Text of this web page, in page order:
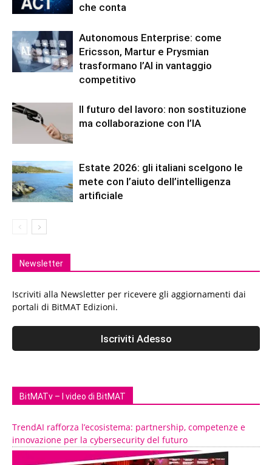
che conta
Autonomous Enterprise: come
Ericsson, Martur e Prysmian
trasformano l’AI in vantaggio
competitivo
Il futuro del lavoro: non sostituzione
ma collaborazione con l’IA
Estate 2026: gli italiani scelgono le
mete con l’aiuto dell’intelligenza
artificiale
Newsletter
Iscriviti alla Newsletter per ricevere gli aggiornamenti dai
portali di BitMAT Edizioni.
BitMATv – I video di BitMAT
TrendAI rafforza l’ecosistema: partnership, competenze e
innovazione per la cybersecurity del futuro